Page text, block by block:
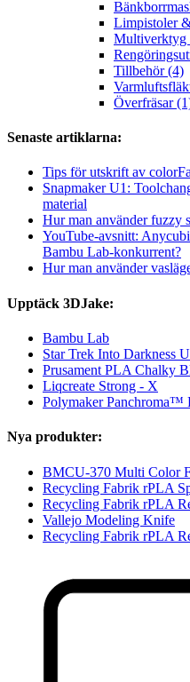
Limpistoler
Multiverktyg
Tillbehör (4)
Överfräsar
Senaste artiklarna:
Tips för utskrift av
Snapmaker U1:
material
Hur man använder fuzzy
YouTube-avsnitt:
Bambu Lab-konkurrent?
Hur man använder
Upptäck 3DJake:
Bambu Lab
Star Trek Into Darkness
Prusament PLA Chalky
Liqcreate Strong - X
Polymaker
Nya produkter:
BMCU-370 Multi Color
Recycling Fabrik rPLA
Recycling Fabrik rPLA
Vallejo Modeling Knife
Recycling Fabrik rPLA